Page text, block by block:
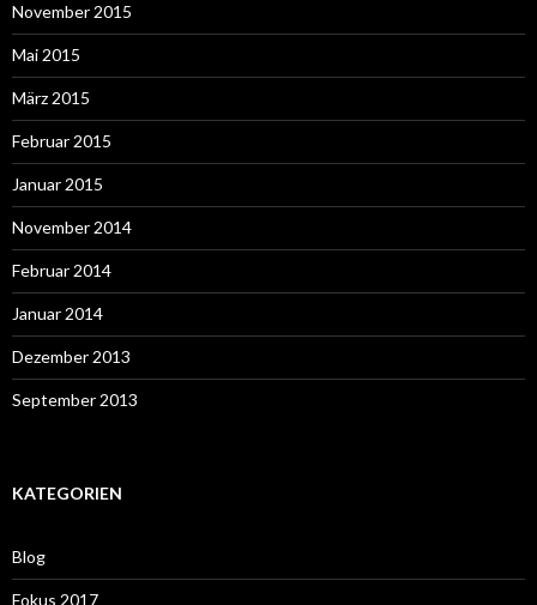
November 2015
Mai 2015
März 2015
Februar 2015
Januar 2015
November 2014
Februar 2014
Januar 2014
Dezember 2013
September 2013
KATEGORIEN
Blog
Fokus 2017